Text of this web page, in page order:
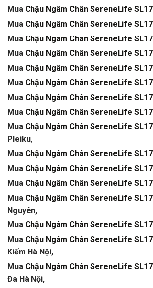
Mua Chậu Ngâm Chân SereneLife SL17
Mua Chậu Ngâm Chân SereneLife SL17
Mua Chậu Ngâm Chân SereneLife SL17
Mua Chậu Ngâm Chân SereneLife SL17
Mua Chậu Ngâm Chân SereneLife SL17
Mua Chậu Ngâm Chân SereneLife SL17
Mua Chậu Ngâm Chân SereneLife SL17
Mua Chậu Ngâm Chân SereneLife SL17
Mua Chậu Ngâm Chân SereneLife SL17
Pleiku,
Mua Chậu Ngâm Chân SereneLife SL17
Mua Chậu Ngâm Chân SereneLife SL17
Mua Chậu Ngâm Chân SereneLife SL17
Mua Chậu Ngâm Chân SereneLife SL17
Nguyên,
Mua Chậu Ngâm Chân SereneLife SL17
Mua Chậu Ngâm Chân SereneLife SL17
Kiếm Hà Nội,
Mua Chậu Ngâm Chân SereneLife SL17
Đa Hà Nội,